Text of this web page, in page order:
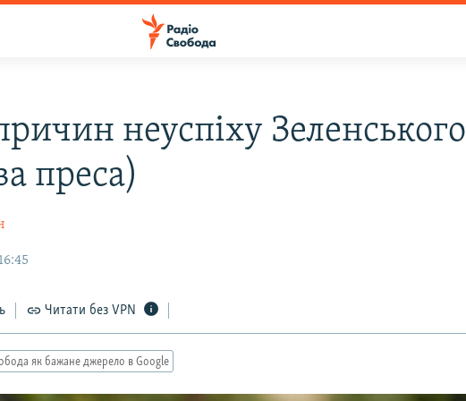
неуспіху Зеленського
преса)
Читати без VPN
як бажане джерело в Google